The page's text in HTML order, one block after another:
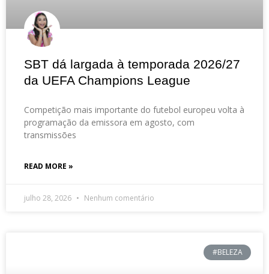
SBT dá largada à temporada 2026/27
da UEFA Champions League
Competição mais importante do futebol europeu volta à
programação da emissora em agosto, com
transmissões
READ MORE »
julho 28, 2026 Nenhum comentário
#BELEZA